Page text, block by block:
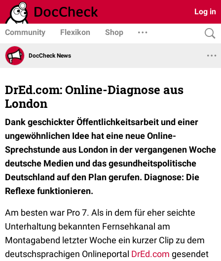
Log in
Community Flexikon Shop
DocCheck News
DrEd.com: Online-Diagnose aus
London
Dank geschickter Öffentlichkeitsarbeit und einer
ungewöhnlichen Idee hat eine neue Online-
Sprechstunde aus London in der vergangenen Woche
deutsche Medien und das gesundheitspolitische
Deutschland auf den Plan gerufen. Diagnose: Die
Reflexe funktionieren.
Am besten war Pro 7. Als in dem für eher seichte
Unterhaltung bekannten Fernsehkanal am
Montagabend letzter Woche ein kurzer Clip zu dem
deutschsprachigen Onlineportal DrEd.com gesendet